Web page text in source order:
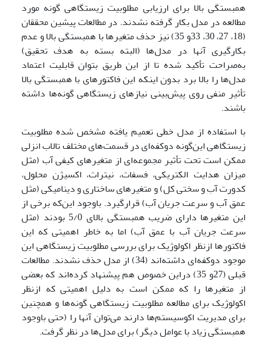
همبستگی بالا برای ارزیابی مطلوبیت زیستگاهی گونه مورد
مطالعه در مدل بکار گرفته نشدند. در مطالعات پیشین محققان
(18، 27، 30، 33و 35) نیز حذف متغیرها با همبستگی بالا و عدم
بکارگیری آنها در مدل‌ها (البته بسته به هدف تحقیق)
به‌صراحت تأکید شده تا از این طریق بتوان قابلیت اعتماد
مدل‌ها را بالا برد بدون اینکه این فاکتورهای با همبستگی بالا
تأثیر منفی روی پیش‌بینی نیازهای زیستگاهی گونه‌ها داشته
باشند.
با استفاده از مدل خطی تعمیم یافته مشخص شده مطلوبیت
زیستگاهی این‌گونه دوکفه‌ای در قسمت‌های مختلف تالاب انزلی
ممکن است تحت تأثیر مجموعه‌ای از متغیرهای کیفی آب (مثل
میزان هدایت الکتریکی، فسفات، نیترات، اکسیژن محلول،
کدورت آب و سختی کل) و متغیرهای ساختاری و دینامیکی (مثل
عمق آب و سرعت جریان آب) قرارگیرد. باوجود این‌که برخی از
این متغیر‌‌ها دارای ضریب همبستگی بالای 5/0 بودند (مثل
سرعت جریان آب با عمق آب) اما به خاطر اهمیتی که این
فاکتور‌ها ازنظر اکولوژیک برای بررسی مطلوبیت زیستگاهی این
موجود دوکفه‌ای داشته‌اند (34) از مدل حذف نشدند. مطالعات
قبلی (27و 35) دراین خصوص هم پیشنهاد کرده‌اند که بعضی
از متغیرها را که ممکن است به دلیل اهمیتی که ازنظر
اکولوژیک برای مطالعه مطلوبیت زیستگاهی گونه‌ها و همچنین
برای مدیریت اکوسیستم‌ها دارند می‌توان آنها را (حتی باوجود
همبستگی زیاد با عوامل دیگر) برای مدل‌ها در نظر گرفت.